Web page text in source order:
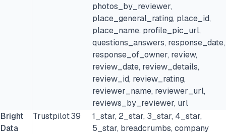
photos_by_reviewer,
place_general_rating, place_id,
place_name, profile_pic_url,
questions_answers, response_date,
response_of_owner, review,
review_date, review_details,
review_id, review_rating,
reviewer_name, reviewer_url,
reviews_by_reviewer, url
Bright
Data
Trustpilot39
1_star, 2_star, 3_star, 4_star,
5_star, breadcrumbs, company